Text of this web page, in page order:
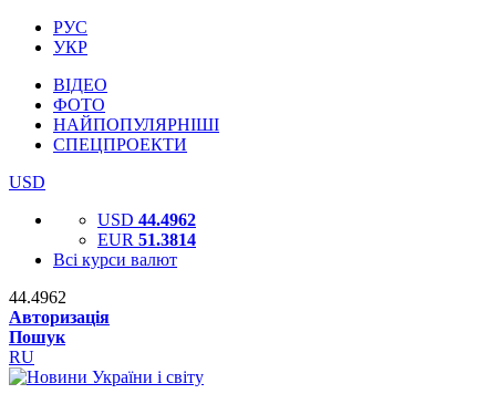
РУС
УКР
ВІДЕО
ФОТО
НАЙПОПУЛЯРНІШІ
СПЕЦПРОЕКТИ
USD
USD 44.4962
EUR 51.3814
Всі курси валют
44.4962
Авторизація
Пошук
RU